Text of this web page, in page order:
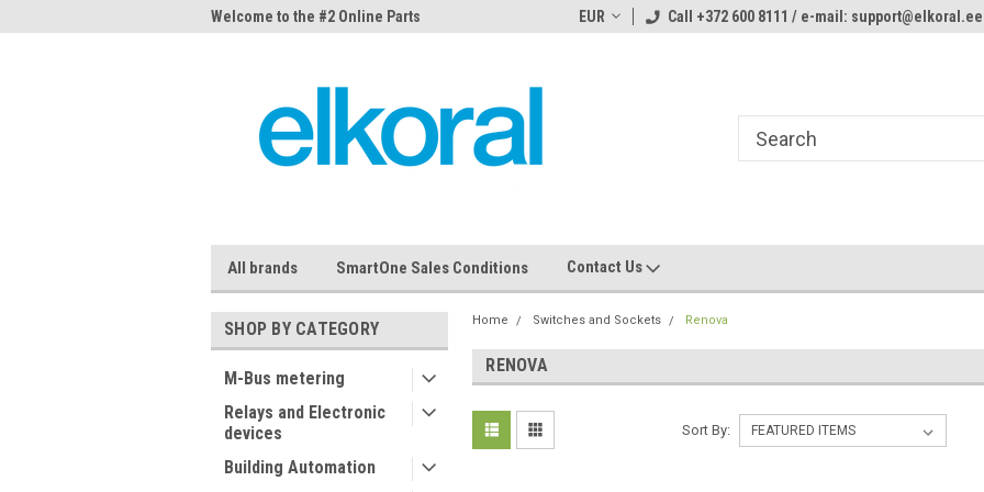
Welcome to the #2 Online Parts
Welcome to the #3 Online Parts
Welcome to the #1 Online Parts
EUR Call +372 600 8111 / e-mail: support@elkoral.ee
All brands SmartOne Sales Conditions Contact Us
SHOP BY CATEGORY
M-Bus metering
Relays and Electronic
devices
Building Automation
Home Switches and Sockets Renova
RENOVA
Sort By: